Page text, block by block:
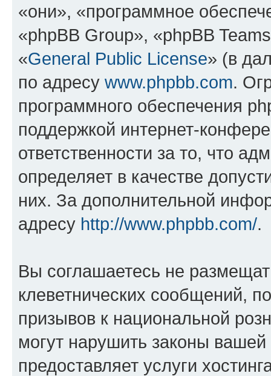
«они», «программное
«phpBB Group», «phpBB
«General Public License» (в
по адресу www.phpbb.com.
программного обеспечения
поддержкой интернет-
ответственности за то, что
определяет в качестве
них. За дополнительной
адресу http://www.phpbb.com/.
Вы соглашаетесь не
клеветнических сообщений,
призывов к национальной
могут нарушить законы
предоставляет услуги